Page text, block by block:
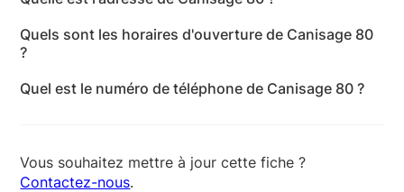
80870 Moyenneville - Oise
Quels sont les horaires d'ouverture de Canisage 80
?
suivants : lundi: Ouvert 24h/24 - mardi: Ouvert
24h/24 - dimanche: Ouvert 24h/24
Quel est le numéro de téléphone de Canisage 80 ?
Vous souhaitez mettre à jour cette fiche ?
Contactez-nous.